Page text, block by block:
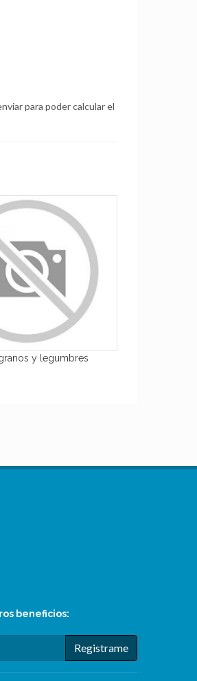
para poder calcular el
y legumbres
beneficios:
Registrame